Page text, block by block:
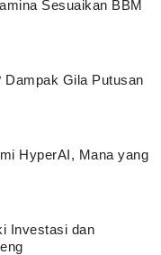
Sesuaikan BBM
Dampak Gila Putusan
HyperAI, Mana yang
Investasi dan